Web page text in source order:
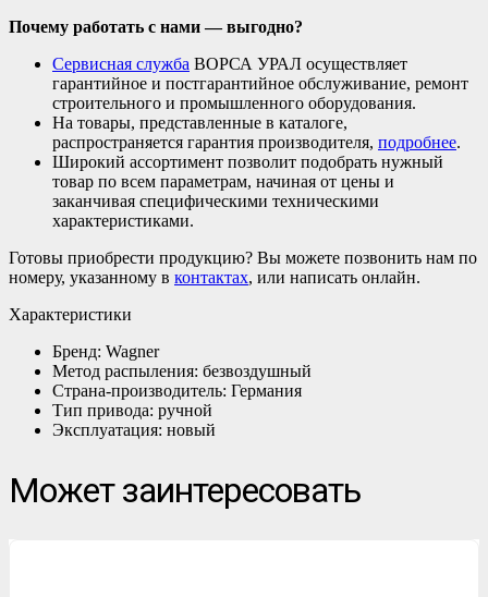
Почему работать с нами — выгодно?
Сервисная служба ВОРСА УРАЛ осуществляет
гарантийное и постгарантийное обслуживание, ремонт
строительного и промышленного оборудования.
На товары, представленные в каталоге,
распространяется гарантия производителя, подробнее.
Широкий ассортимент позволит подобрать нужный
товар по всем параметрам, начиная от цены и
заканчивая специфическими техническими
характеристиками.
Готовы приобрести продукцию? Вы можете позвонить нам по
номеру, указанному в контактах, или написать онлайн.
Характеристики
Бренд: Wagner
Метод распыления: безвоздушный
Страна-производитель: Германия
Тип привода: ручной
Эксплуатация: новый
Может заинтересовать